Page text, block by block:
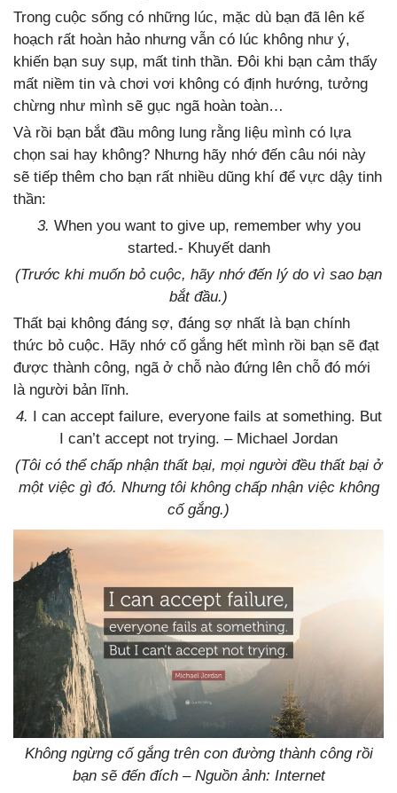
Trong cuộc sống có những lúc, mặc dù bạn đã lên kế
hoạch rất hoàn hảo nhưng vẫn có lúc không như ý,
khiến bạn suy sụp, mất tinh thần. Đôi khi bạn cảm thấy
mất niềm tin và chơi vơi không có định hướng, tưởng
chừng như mình sẽ gục ngã hoàn toàn…
Và rồi bạn bắt đầu mông lung rằng liệu mình có lựa
chọn sai hay không? Nhưng hãy nhớ đến câu nói này
sẽ tiếp thêm cho bạn rất nhiều dũng khí để vực dậy tinh
thần:
3. When you want to give up, remember why you
started.- Khuyết danh
(Trước khi muốn bỏ cuộc, hãy nhớ đến lý do vì sao bạn
bắt đầu.)
Thất bại không đáng sợ, đáng sợ nhất là bạn chính
thức bỏ cuộc. Hãy nhớ cố gắng hết mình rồi bạn sẽ đạt
được thành công, ngã ở chỗ nào đứng lên chỗ đó mới
là người bản lĩnh.
4. I can accept failure, everyone fails at something. But
I can’t accept not trying. – Michael Jordan
(Tôi có thể chấp nhận thất bại, mọi người đều thất bại ở
một việc gì đó. Nhưng tôi không chấp nhận việc không
cố gắng.)
Không ngừng cố gắng trên con đường thành công rồi
bạn sẽ đến đích – Nguồn ảnh: Internet